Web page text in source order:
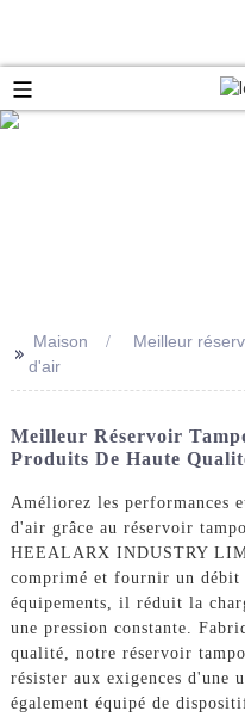
>> Maison
Meilleur
d'air
Meilleur Réservoir
Produits De Haute
Améliorez les performances
d'air grâce au réservoir
HEEALARX INDUSTRY
comprimé et fournir un
équipements, il réduit la
une pression constante.
qualité, notre réservoir
résister aux exigences
également équipé de